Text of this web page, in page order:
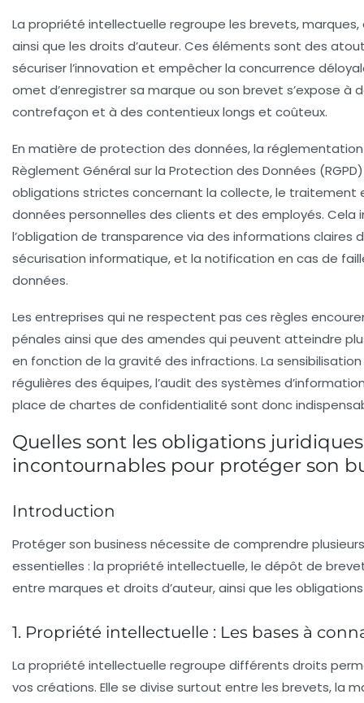
La propriété intellectuelle regroupe les brevets,
ainsi que les droits d’auteur. Ces éléments sont des
sécuriser l’innovation et empêcher la concurrence
omet d’enregistrer sa marque ou son brevet s’expose à
contrefaçon et à des contentieux longs et coûteux.
En matière de protection des données, la
Règlement Général sur la Protection des Données
obligations strictes concernant la collecte, le traitement
données personnelles des clients et des employés.
l’obligation de transparence via des informations claires
sécurisation informatique, et la notification en cas de
données.
Les entreprises qui ne respectent pas ces règles
pénales ainsi que des amendes qui peuvent atteindre
en fonction de la gravité des infractions. La
régulières des équipes, l’audit des systèmes
place de chartes de confidentialité sont donc
Quelles sont les obligations juridiques
incontournables pour protéger son
Introduction
Protéger son business nécessite de comprendre
essentielles : la propriété intellectuelle, le dépôt de
entre marques et droits d’auteur, ainsi que les obligations
1. Propriété intellectuelle : Les bases à
La propriété intellectuelle regroupe différents droits
vos créations. Elle se divise surtout entre les brevets, la